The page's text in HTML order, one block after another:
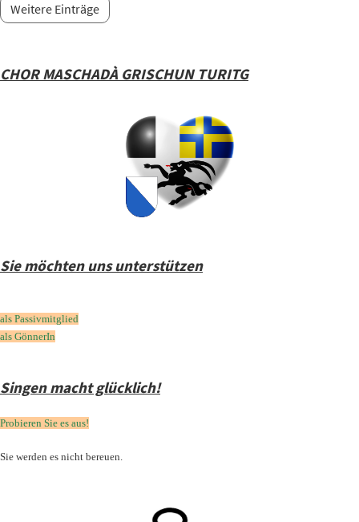
Weitere Einträge
CHOR MASCHADÀ GRISCHUN TURITG
Sie möchten uns unterstützen
als Passivmitglied
als GönnerIn
Singen macht glücklich!
Probieren Sie es aus!
Sie werden es nicht bereuen.